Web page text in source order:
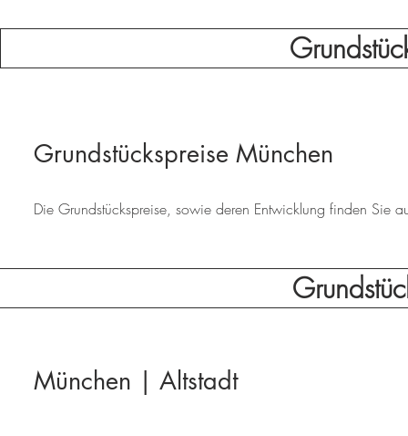
Grundstückspreise München
Die Grundstückspreise, sowie deren Entwicklung finden Sie
München | Altstadt